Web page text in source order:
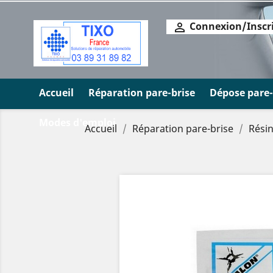
 Connexion/
Accueil Réparation pare-brise Dépose
Modes d'emploi
Accueil Réparation pare-brise